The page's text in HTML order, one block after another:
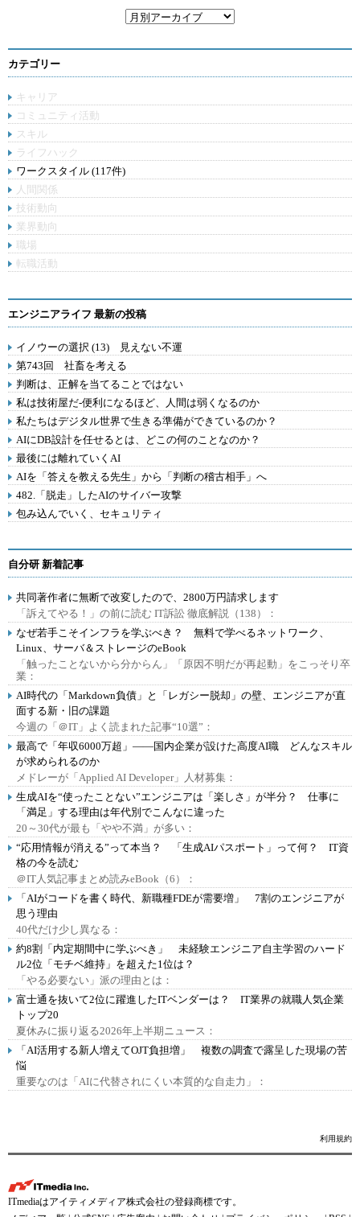
カテゴリー
キャリア
コミュニティ活動
スキル
ライフハック
ワークスタイル (117件)
人間関係
技術動向
業界動向
職場
転職活動
エンジニアライフ 最新の投稿
イノウーの選択 (13) 見えない不運
第743回 社畜を考える
判断は、正解を当てることではない
私は技術屋だ-便利になるほど、人間は弱くなるのか
私たちはデジタル世界で生きる準備ができているのか？
AIにDB設計を任せるとは、どこの何のことなのか？
最後には離れていくAI
AIを「答えを教える先生」から「判断の稽古相手」へ
482.「脱走」したAIのサイバー攻撃
包み込んでいく、セキュリティ
自分研 新着記事
共同著作者に無断で改変したので、2800万円請求します
「訴えてやる！」の前に読む IT訴訟 徹底解説（138）：
なぜ若手こそインフラを学ぶべき？ 無料で学べるネットワーク、
Linux、サーバ＆ストレージのeBook
「触ったことないから分からん」「原因不明だが再起動」をこっそり卒
業：
AI時代の「Markdown負債」と「レガシー脱却」の壁、エンジニアが直
面する新・旧の課題
今週の「＠IT」よく読まれた記事“10選”：
最高で「年収6000万超」――国内企業が設けた高度AI職 どんなスキル
が求められるのか
メドレーが「Applied AI Developer」人材募集：
生成AIを“使ったことない”エンジニアは「楽しさ」が半分？ 仕事に
「満足」する理由は年代別でこんなに違った
20～30代が最も「やや不満」が多い：
“応用情報が消える”って本当？ 「生成AIパスポート」って何？ IT資
格の今を読む
＠IT人気記事まとめ読みeBook（6）：
「AIがコードを書く時代、新職種FDEが需要増」 7割のエンジニアが
思う理由
40代だけ少し異なる：
約8割「内定期間中に学ぶべき」 未経験エンジニア自主学習のハード
ル2位「モチベ維持」を超えた1位は？
「やる必要ない」派の理由とは：
富士通を抜いて2位に躍進したITベンダーは？ IT業界の就職人気企業
トップ20
夏休みに振り返る2026年上半期ニュース：
「AI活用する新人増えてOJT負担増」 複数の調査で露呈した現場の苦
悩
重要なのは「AIに代替されにくい本質的な自走力」：
利用規約
ITmediaはアイティメディア株式会社の登録商標です。